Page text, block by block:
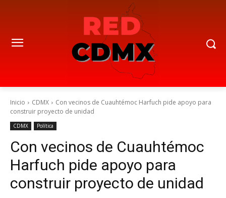
Inicio CDMX
Con vecinos de Cuauhtémoc Harfuch pide apoyo para
construir proyecto de unidad
CDMX Política
Con vecinos de Cuauhtémoc
Harfuch pide apoyo para
construir proyecto de unidad